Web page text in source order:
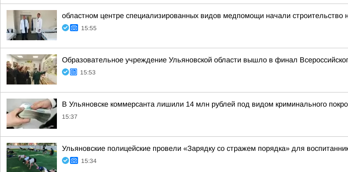
областном центре специализированных видов медпомощи начали строительство
15:55
Образовательное учреждение Ульяновской области вышло в финал
15:53
В Ульяновске коммерсанта лишили 14 млн рублей под видом криминального
15:37
Ульяновские полицейские провели «Зарядку со стражем порядка» для
15:34